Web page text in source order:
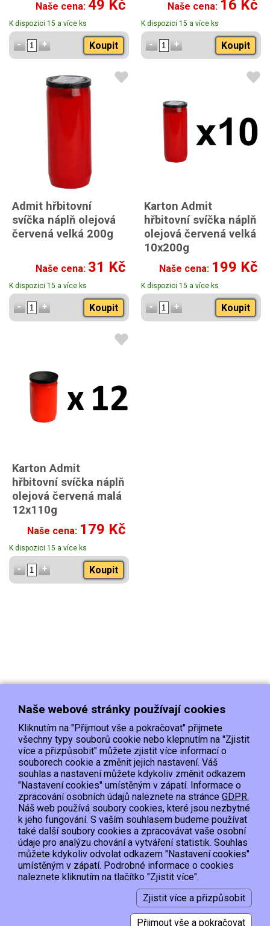
Naše cena: 49 Kč
K dispozici 15 a více ks
Koupit
Naše cena: 16 Kč
K dispozici 15 a více ks
Koupit
Admit hřbitovní
svíčka náplň olejová
červená velká 200g
Naše cena: 31 Kč
K dispozici 15 a více ks
Koupit
Karton Admit
hřbitovní svíčka náplň
olejová červená velká
10x200g
Naše cena: 199 Kč
K dispozici 15 a více ks
Koupit
Karton Admit
hřbitovní svíčka náplň
olejová červená malá
12x110g
Naše cena: 179 Kč
K dispozici 15 a více ks
Koupit
Doprava Platba
Kontakt/Reklamace
Obchodní podmínky
Ochrana os.údajů
EET :Podle zákona o evidenci tržeb je prodávající povinen vystavit kupujícímu
Zároveň je povinen zaevidovat přijatou tržbu u správce daně online; v případě
technického výpadku pak nejpozději do 48 hodin.
Copyright © 2015, Hypervyprodej.cz, všechna práva vyhrazena
2026 © Smartware s.r.o.,Redakční systém MultiCMS
Naše webové stránky používají cookies
Kliknutím na "Přijmout vše a pokračovat" přijmete
všechny typy souborů cookie nebo klepnutím na "Zjistit
více a přizpůsobit" můžete zjistit více informací o
souborech cookie a změnit jejich nastavení. Váš
souhlas a nastavení můžete kdykoliv změnit odkazem
"Nastavení cookies" umístěným v zápatí. Informace o
zpracování osobních údajů naleznete na stránce GDPR.
Náš web používá soubory cookies, které jsou nezbytné
k jeho fungování. S vaším souhlasem budeme používat
také další soubory cookies a zpracovávat vaše osobní
údaje pro analýzu chování a vytváření statistik. Souhlas
můžete kdykoliv odvolat odkazem "Nastavení cookies"
umístěným v zápatí. Podrobné informace o cookies
naleznete kliknutím na tlačítko "Zjistit více".
Zjistit více a přizpůsobit
Přijmout vše a pokračovat